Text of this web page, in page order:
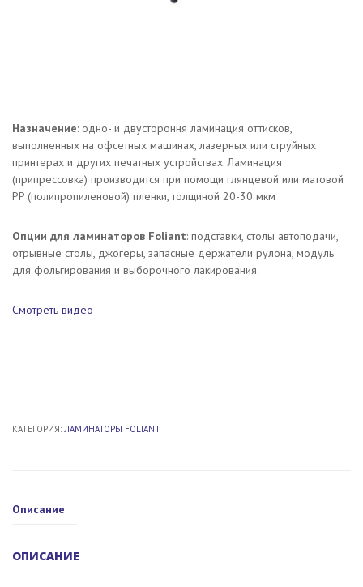
Назначение: одно- и двустороння ламинация оттисков,
выполненных на офсетных машинах, лазерных или струйных
принтерах и других печатных устройствах. Ламинация
(припрессовка) производится при помощи глянцевой или матовой
PP (полипропиленовой) пленки, толщиной 20-30 мкм
Опции для ламинаторов Foliant: подставки, столы автоподачи,
отрывные столы, джогеры, запасные держатели рулона, модуль
для фольгирования и выборочного лакирования.
Смотреть видео
КАТЕГОРИЯ: ЛАМИНАТОРЫ FOLIANT
Описание
ОПИСАНИЕ